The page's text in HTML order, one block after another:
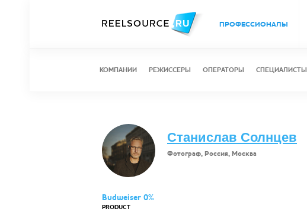
ПРОФЕССИОНАЛЫ
КОМПАНИИ РЕЖИССЕРЫ ОПЕРАТОРЫ СПЕЦИАЛИСТЫ
Станислав Солнцев
Фотограф, Россия, Москва
Budweiser 0%
PRODUCT